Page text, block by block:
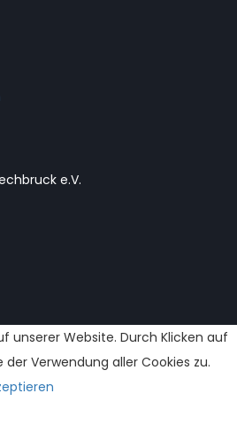
e.V.
unserer Website. Durch Klicken auf
Verwendung aller Cookies zu.